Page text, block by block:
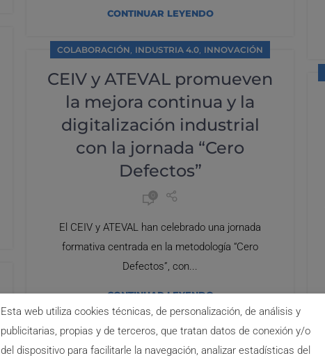
CONTINUAR LEYENDO
COLABORACIÓN, INDUSTRIA 4.0, INNOVACIÓN
CEIV y ATEVAL promueven
la mejora continua y la
digitalización industrial
con la jornada “Cero
Defectos”
El CEIV y ATEVAL han celebrado una jornada
formativa centrada en la metodología “Cero
Defectos”, con...
CONTINUAR LEYENDO
GESTIÓN EMPRESARIAL ,INNOVACIÓN,
INTERNACIONALIZACIÓN
Esta web utiliza cookies técnicas, de personalización, de análisis y
publicitarias, propias y de terceros, que tratan datos de conexión y/o
del dispositivo para facilitarle la navegación, analizar estadísticas del